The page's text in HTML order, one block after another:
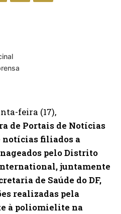
feira (17),
de Portais de Notícias
notícias filiados a
pelo Distrito
juntamente
de Saúde do DF,
realizadas pela
à poliomielite na